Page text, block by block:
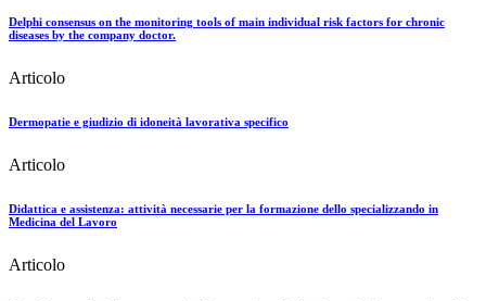
Delphi consensus on the monitoring tools of main individual risk factors for chronic
diseases by the company doctor.
Articolo
Dermopatie e giudizio di idoneità lavorativa specifico
Articolo
Didattica e assistenza: attività necessarie per la formazione dello specializzando in
Medicina del Lavoro
Articolo